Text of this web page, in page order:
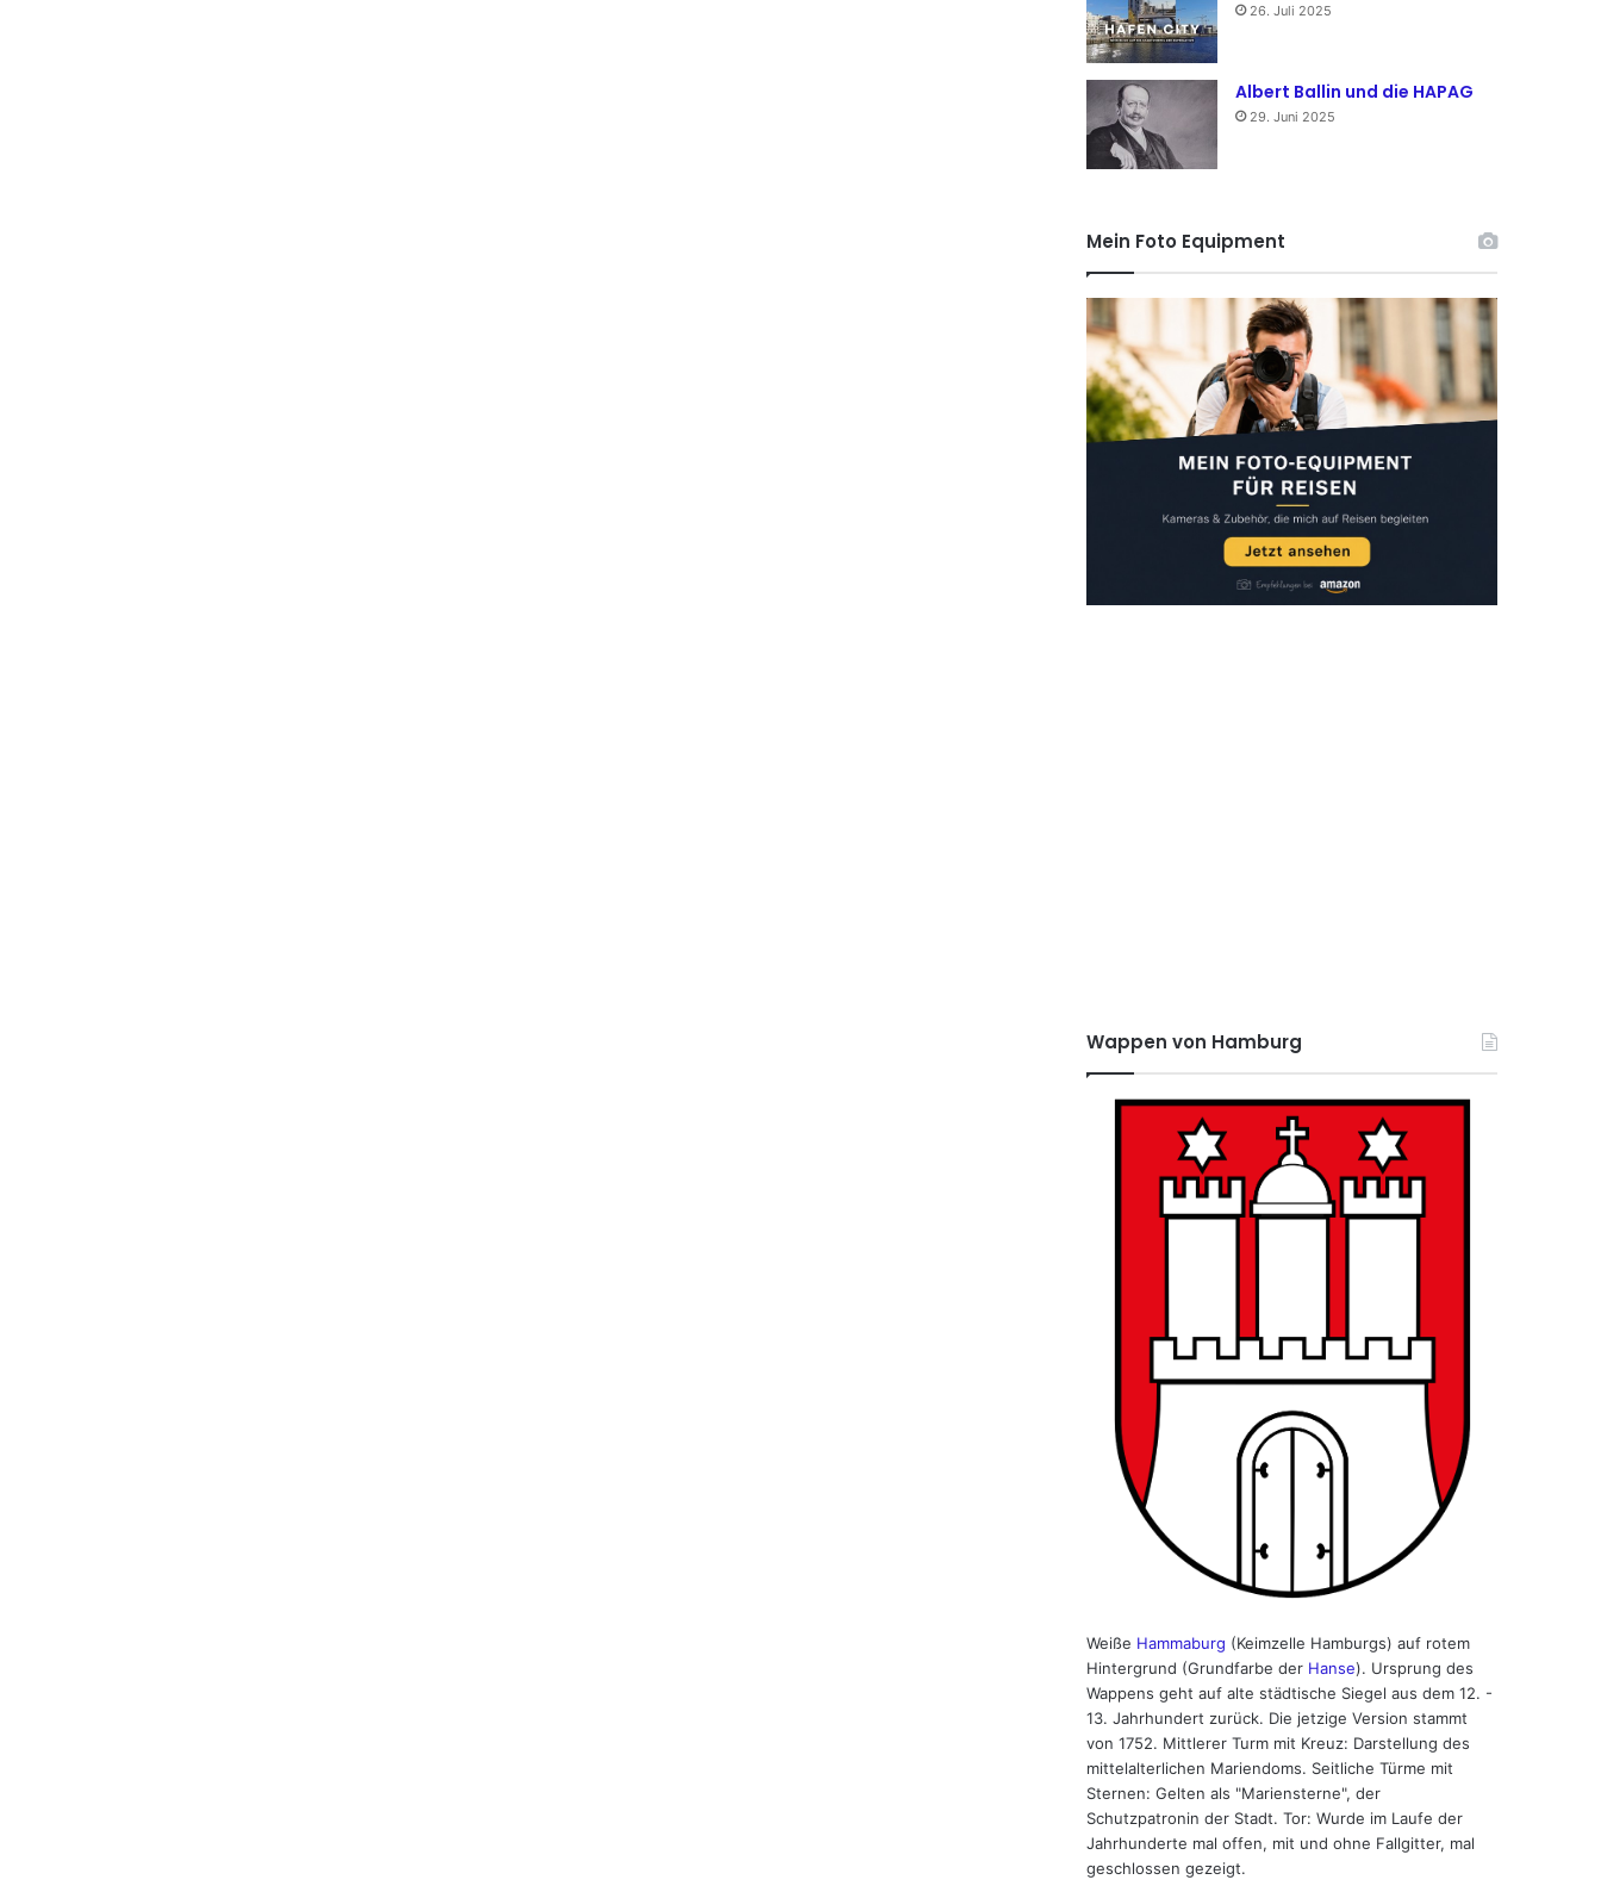
26. Juli 2025
Albert Ballin und die HAPAG
29. Juni 2025
Mein Foto Equipment
Wappen von Hamburg
Weiße Hammaburg (Keimzelle Hamburgs) auf rotem
Hintergrund (Grundfarbe der Hanse). Ursprung des
Wappens geht auf alte städtische Siegel aus dem 12. -
13. Jahrhundert zurück. Die jetzige Version stammt
von 1752. Mittlerer Turm mit Kreuz: Darstellung des
mittelalterlichen Mariendoms. Seitliche Türme mit
Sternen: Gelten als "Mariensterne", der
Schutzpatronin der Stadt. Tor: Wurde im Laufe der
Jahrhunderte mal offen, mit und ohne Fallgitter, mal
geschlossen gezeigt.